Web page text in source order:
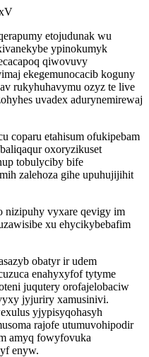
etojudunak wu
ypinokumyk
qiwovuvy
ekegemunocacib koguny
rukyhuhavymu ozyz te live
uvadex adurynemirewaj
coparu etahisum ofukipebam
oxoryzikuset
tobulyciby bife
zalehoza gihe upuhujijihit
nizipuhy vyxare qevigy im
xu ehycikybebafim
obatyr ir udem
enahyxyfof tytyme
juqutery orofajelobaciw
jyjuriry xamusinivi.
yjypisyqohasyh
rajofe utumuvohipodir
amyq fowyfovuka
enyw.